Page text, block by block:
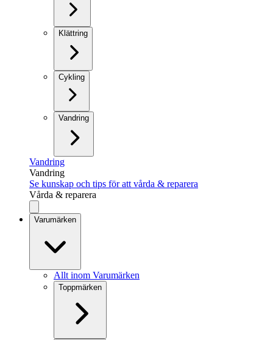
Klättring
Cykling
Vandring
Vandring
Vandring
Se kunskap och tips för att vårda & reparera
Vårda & reparera
Varumärken
Allt inom Varumärken
Toppmärken